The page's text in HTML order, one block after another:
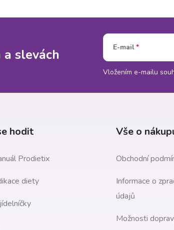
slevách E-mail
Vložením e-mailu
hodit
Prodietix
diety
Vše o
Obchodní
Informace o
údajů
Možnosti